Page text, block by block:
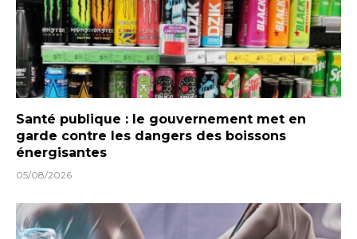
Santé publique : le gouvernement met en
garde contre les dangers des boissons
énergisantes
05/08/2026